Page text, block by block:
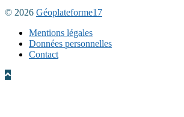
© 2026 Géoplateforme17
Mentions légales
Données personnelles
Contact